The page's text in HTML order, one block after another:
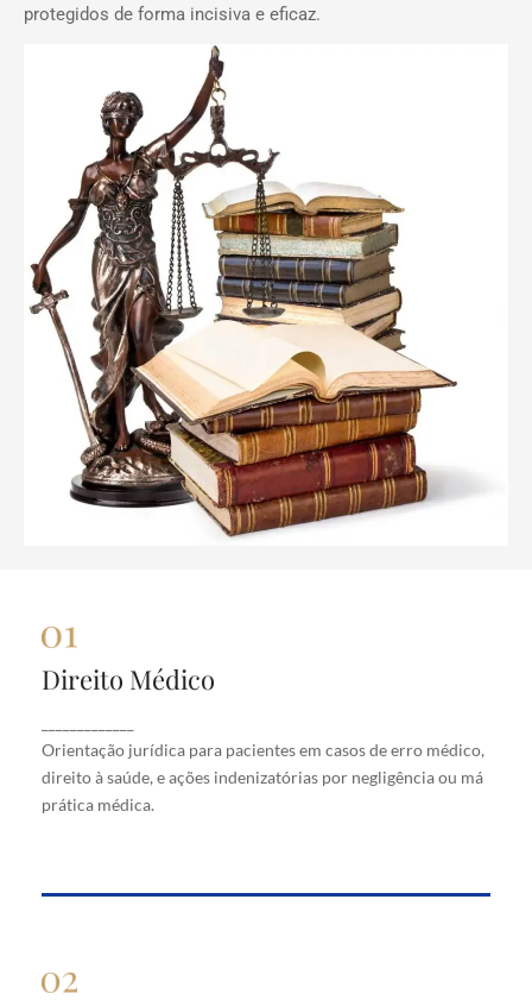
protegidos de forma incisiva e eficaz.
Direito Médico
Orientação jurídica para pacientes em casos de erro médico,
direito à saúde, e ações indenizatórias por negligência ou má
prática médica.
Direito Médico
erro médico, direito à saúde, e ações indenizatórias
por negligência ou má prática médica.